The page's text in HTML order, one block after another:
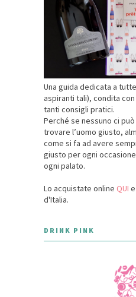
Una guida dedicata a
aspiranti tali), condita
tanti consigli pratici.
Perché se nessuno ci
trovare l’uomo giusto,
come si fa ad avere
giusto per ogni
ogni palato.
Lo acquistate online QUI
d'Italia.
DRINK PINK